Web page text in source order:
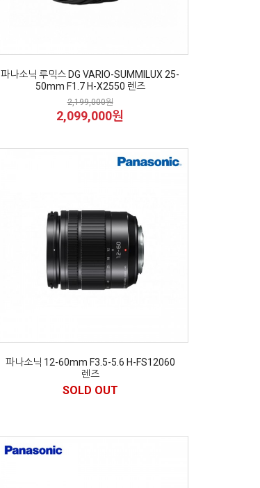
파나소닉 루믹스 DG VARIO-SUMMILUX 25-
50mm F1.7 H-X2550 렌즈
2,199,000원
2,099,000원
파나소닉 12-60mm F3.5-5.6 H-FS12060
렌즈
SOLD OUT